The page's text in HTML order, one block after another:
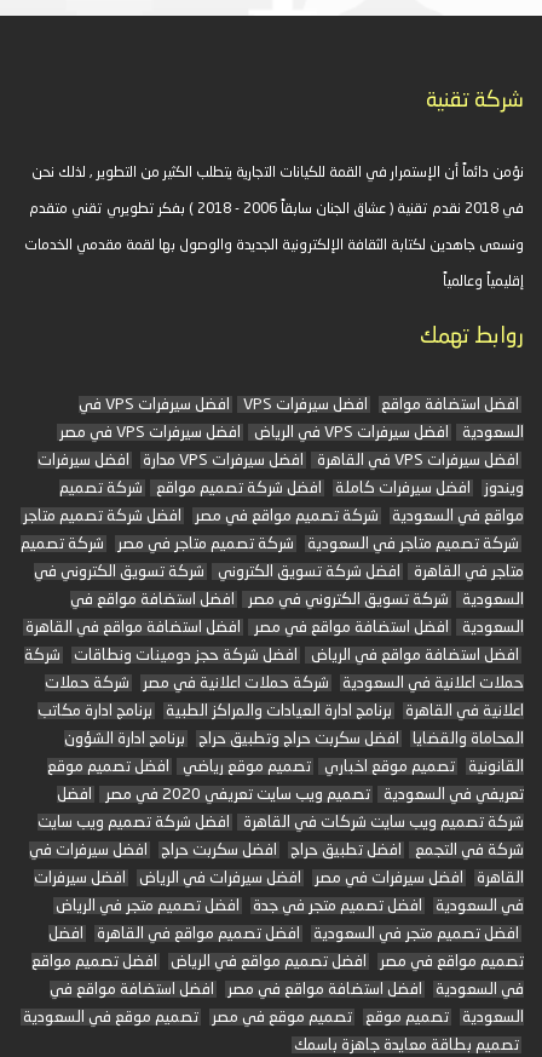
شركة تقنية
نؤمن دائماً أن الإستمرار في القمة للكيانات التجارية يتطلب الكثير من التطوير , لذلك نحن
في 2018 نقدم تقنية ( عشاق الجنان سابقاً 2006 - 2018 ) بفكر تطويري تقني متقدم
ونسعى جاهدين لكتابة الثقافة الإلكترونية الجديدة والوصول بها لقمة مقدمي الخدمات
إقليمياً وعالمياً
روابط تهمك
افضل استضافة مواقع افضل سيرفرات VPS
افضل سيرفرات VPS في
السعودية
افضل سيرفرات VPS في الرياض
افضل سيرفرات VPS في مصر
افضل سيرفرات VPS في القاهرة
افضل سيرفرات VPS مدارة
افضل سيرفرات
ويندوز
افضل سيرفرات كاملة افضل شركة تصميم مواقع
شركة تصميم
مواقع في السعودية
شركة تصميم مواقع في مصر
افضل شركة تصميم متاجر
شركة تصميم متاجر في السعودية
شركة تصميم متاجر في مصر
شركة تصميم
متاجر في القاهرة
افضل شركة تسويق الكتروني
شركة تسويق الكتروني في
السعودية
شركة تسويق الكتروني في مصر
افضل استضافة مواقع في
السعودية
افضل استضافة مواقع في مصر
افضل استضافة مواقع في القاهرة
افضل استضافة مواقع في الرياض
افضل شركة حجز دومينات ونطاقات
شركة
حملات اعلانية في السعودية
شركة حملات اعلانية في مصر
شركة حملات
اعلانية في القاهرة
برنامج ادارة العيادات والمراكز الطبية
برنامج ادارة مكاتب
المحاماة والقضايا
افضل سكربت حراج وتطبيق حراج
برنامج ادارة الشؤون
القانونية
تصميم موقع اخباري تصميم موقع رياضي
افضل تصميم موقع
تعريفي في السعودية
تصميم ويب سايت تعريفي 2020 في مصر
افضل
شركة تصميم ويب سايت شركات في القاهرة
افضل شركة تصميم ويب سايت
شركة في التجمع
افضل تطبيق حراج افضل سكربت حراج
افضل سيرفرات في
القاهرة
افضل سيرفرات في مصر افضل سيرفرات في الرياض
افضل سيرفرات
في السعودية
افضل تصميم متجر في جدة
افضل تصميم متجر في الرياض
افضل تصميم متجر في السعودية
افضل تصميم مواقع في القاهرة
افضل
تصميم مواقع في مصر
افضل تصميم مواقع في الرياض
افضل تصميم مواقع
في السعودية
افضل استضافة مواقع في مصر
افضل استضافة مواقع في
السعودية
تصميم موقع تصميم موقع في مصر
تصميم موقع في السعودية
تصميم بطاقة معايدة جاهزة باسمك